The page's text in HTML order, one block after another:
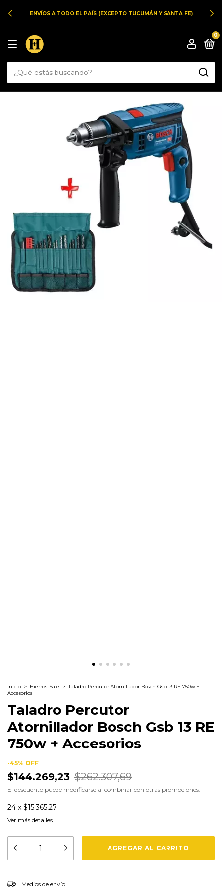
ENVÍOS A TODO EL PAÍS (EXCEPTO TUCUMÁN Y SANTA FE)
0
Inicio > Hierros-Sale > Taladro Percutor Atornillador Bosch Gsb 13 RE 750w +
Accesorios
Taladro Percutor
Atornillador Bosch Gsb 13 RE
750w + Accesorios
-45% OFF
$144.269,23 $262.307,69
El descuento puede modificarse al combinar con otras promociones.
24 x $15.365,27
Ver más detalles
Entregas para el CP:
Medios de envío